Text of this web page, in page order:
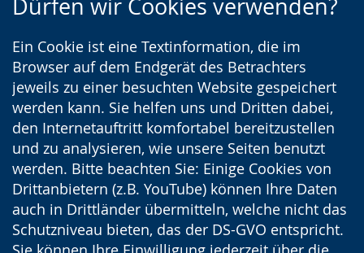
Dürfen wir Cookies verwenden?
Ein Cookie ist eine Textinformation, die im
Browser auf dem Endgerät des Betrachters
jeweils zu einer besuchten Website gespeichert
werden kann. Sie helfen uns und Dritten dabei,
den Internetauftritt komfortabel bereitzustellen
und zu analysieren, wie unsere Seiten benutzt
werden. Bitte beachten Sie: Einige Cookies von
Drittanbietern (z.B. YouTube) können Ihre Daten
auch in Drittländer übermitteln, welche nicht das
Schutzniveau bieten, das der DS-GVO entspricht.